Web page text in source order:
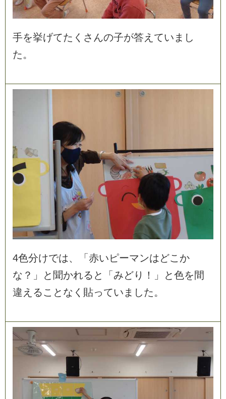
手を挙げてた く さ んの子が答え てい ま し
た。
4色分けでは、 「 赤いピーマンは どこ か
な ？ 」 と 聞かれる と 「 みどり ！ 」 と色を間
違え るこ と な く 貼ってい ま した。